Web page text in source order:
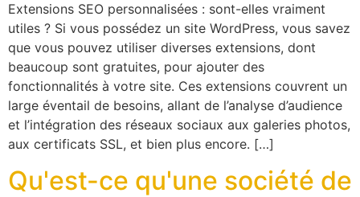
Extensions SEO personnalisées : sont-elles vraiment
utiles ? Si vous possédez un site WordPress, vous savez
que vous pouvez utiliser diverses extensions, dont
beaucoup sont gratuites, pour ajouter des
fonctionnalités à votre site. Ces extensions couvrent un
large éventail de besoins, allant de l’analyse d’audience
et l’intégration des réseaux sociaux aux galeries photos,
aux certificats SSL, et bien plus encore. […]
Qu'est-ce qu'une société de